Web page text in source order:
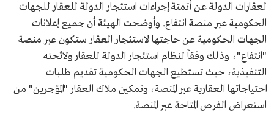
لعقارات الدولة عن أتمتة إجراءات استئجار الدولة للعقار للجهات
الحكومية عبر منصة انتفاع. وأوضحت الهيئة أن جميع إعلانات
الجهات الحكومية عن حاجتها لاستئجار العقار ستكون عبر منصة
"انتفاع"، وذلك وفقاً لنظام استئجار الدولة للعقار ولائحته
التنفيذية، حيث تستطيع الجهات الحكومية تقديم طلبات
احتياجاتها العقارية عبر المنصة، وتمكين ملاك العقار "المؤجرين" من
استعراض الفرص المتاحة عبر المنصة.